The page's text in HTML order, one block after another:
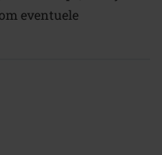
eventuele